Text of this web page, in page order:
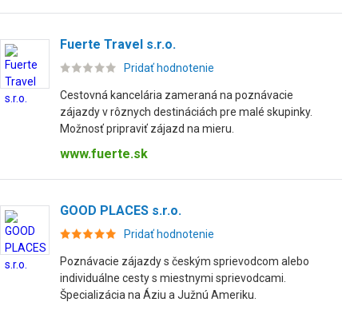
Fuerte Travel s.r.o.
Pridať hodnotenie
Cestovná kancelária zameraná na poznávacie
zájazdy v rôznych destináciách pre malé skupinky.
Možnosť pripraviť zájazd na mieru.
www.fuerte.sk
GOOD PLACES s.r.o.
Pridať hodnotenie
Poznávacie zájazdy s českým sprievodcom alebo
individuálne cesty s miestnymi sprievodcami.
Špecializácia na Áziu a Južnú Ameriku.